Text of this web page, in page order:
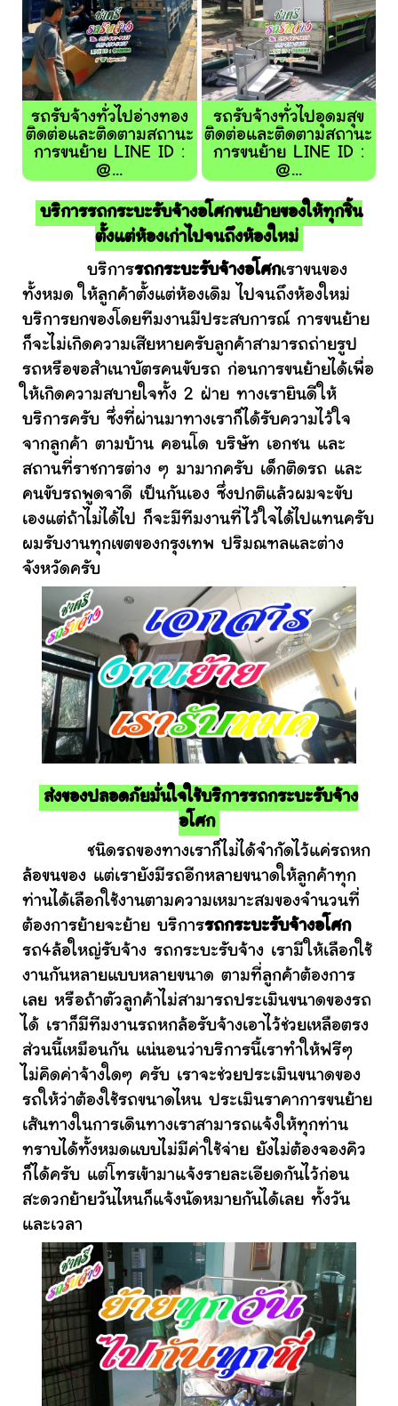
รถรับจ้างทั่วไปอ่างทอง
ติดต่อและติดตามสถานะ
การขนย้าย LINE ID :
@...
รถรับจ้างทั่วไปอุดมสุข
ติดต่อและติดตามสถานะ
การขนย้าย LINE ID :
@...
บริการรถกระบะรับจ้างอโศกขนย้ายของให้ทุกชิ้น
ตั้งแต่ห้องเก่าไปจนถึงห้องใหม่
บริการรถกระบะรับจ้างอโศกเราขนของ
ทั้งหมด ให้ลูกค้าตั้งแต่ห้องเดิม ไปจนถึงห้องใหม่
บริการยกของโดยทีมงานมีประสบการณ์ การขนย้าย
ก็จะไม่เกิดความเสียหายครับลูกค้าสามารถถ่ายรูป
รถหรือขอสำเนาบัตรคนขับรถ ก่อนการขนย้ายได้เพื่อ
ให้เกิดความสบายใจทั้ง 2 ฝ่าย ทางเรายินดีให้
บริการครับ ซึ่งที่ผ่านมาทางเราก็ได้รับความไว้ใจ
จากลูกค้า ตามบ้าน คอนโด บริษัท เอกชน และ
สถานที่ราชการต่าง ๆ มามากครับ เด็กติดรถ และ
คนขับรถพูดจาดี เป็นกันเอง ซึ่งปกติแล้วผมจะขับ
เองแต่ถ้าไม่ได้ไป ก็จะมีทีมงานที่ไว้ใจได้ไปแทนครับ
ผมรับงานทุกเขตของกรุงเทพ ปริมณฑลและต่าง
จังหวัดครับ
ส่งของปลอดภัยมั่นใจใช้บริการรถกระบะรับจ้าง
อโศก
ชนิดรถของทางเราก็ไม่ได้จำกัดไว้แค่รถหก
ล้อขนของ แต่เรายังมีรถอีกหลายขนาดให้ลูกค้าทุก
ท่านได้เลือกใช้งานตามความเหมาะสมของจำนวนที่
ต้องการย้ายจะย้าย บริการรถกระบะรับจ้างอโศก
รถ4ล้อใหญ่รับจ้าง รถกระบะรับจ้าง เรามีให้เลือกใช้
งานกันหลายแบบหลายขนาด ตามที่ลูกค้าต้องการ
เลย หรือถ้าตัวลูกค้าไม่สามารถประเมินขนาดของรถ
ได้ เราก็มีทีมงานรถหกล้อรับจ้างเอาไว้ช่วยเหลือตรง
ส่วนนี้เหมือนกัน แน่นอนว่าบริการนี้เราทำให้ฟรีๆ
ไม่คิดค่าจ้างใดๆ ครับ เราจะช่วยประเมินขนาดของ
รถให้ว่าต้องใช้รถขนาดไหน ประเมินราคาการขนย้าย
เส้นทางในการเดินทางเราสามารถแจ้งให้ทุกท่าน
ทราบได้ทั้งหมดแบบไม่มีค่าใช้จ่าย ยังไม่ต้องจองคิว
ก็ได้ครับ แต่โทรเข้ามาแจ้งรายละเอียดกันไว้ก่อน
สะดวกย้ายวันไหนก็แจ้งนัดหมายกันได้เลย ทั้งวัน
และเวลา